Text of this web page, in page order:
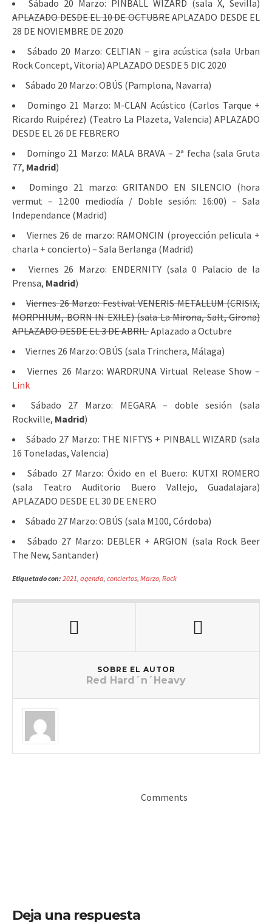
Sábado 20 Marzo: PINBALL WIZARD (sala X, Sevilla)
APLAZADO DESDE EL 10 DE OCTUBREAPLAZADO DESDE EL
28 DE NOVIEMBRE DE 2020
Sábado 20 Marzo: CELTIAN – gira acústica (sala Urban
Rock Concept, Vitoria) APLAZADO DESDE 5 DIC 2020
Sábado 20 Marzo: OBÚS (Pamplona, Navarra)
Domingo 21 Marzo: M-CLAN Acústico (Carlos Tarque +
Ricardo Ruipérez) (Teatro La Plazeta, Valencia) APLAZADO
DESDE EL 26 DE FEBRERO
Domingo 21 Marzo: MALA BRAVA – 2ª fecha (sala Gruta
77, Madrid)
Domingo 21 marzo: GRITANDO EN SILENCIO (hora
vermut – 12:00 mediodía / Doble sesión: 16:00) – Sala
Independance (Madrid)
Viernes 26 de marzo: RAMONCIN (proyección pelicula +
charla + concierto) – Sala Berlanga (Madrid)
Viernes 26 Marzo: ENDERNITY (sala 0 Palacio de la
Prensa, Madrid)
Viernes 26 Marzo: Festival VENERIS METALLUM (CRISIX,
MORPHIUM, BORN IN EXILE) (sala La Mirona, Salt, Girona)
APLAZADO DESDE EL 3 DE ABRIL Aplazado a Octubre
Viernes 26 Marzo: OBÚS (sala Trinchera, Málaga)
Viernes 26 Marzo: WARDRUNA Virtual Release Show –
Link
Sábado 27 Marzo: MEGARA – doble sesión (sala
Rockville, Madrid)
Sábado 27 Marzo: THE NIFTYS + PINBALL WIZARD (sala
16 Toneladas, Valencia)
Sábado 27 Marzo: Óxido en el Buero: KUTXI ROMERO
(sala Teatro Auditorio Buero Vallejo, Guadalajara)
APLAZADO DESDE EL 30 DE ENERO
Sábado 27 Marzo: OBÚS (sala M100, Córdoba)
Sábado 27 Marzo: DEBLER + ARGION (sala Rock Beer
The New, Santander)
Etiquetado con: 2021, agenda, conciertos, Marzo, Rock
SOBRE EL AUTOR
Red Hard´n´Heavy
Comments
Deja una respuesta